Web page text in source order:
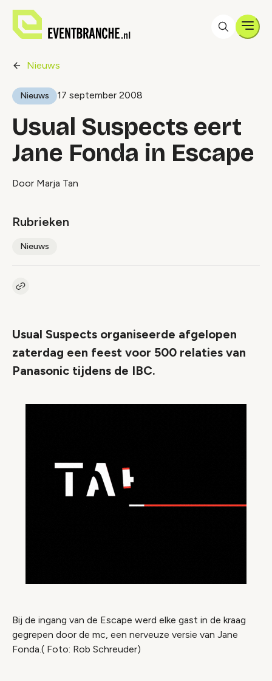
Nieuws
Nieuws 17 september 2008
Usual Suspects eert
Jane Fonda in Escape
Door Marja Tan
Rubrieken
Nieuws
Kopieer link naar artikel
Usual Suspects organiseerde afgelopen
zaterdag een feest voor 500 relaties van
Panasonic tijdens de IBC.
Bij de ingang van de Escape werd elke gast in de kraag
gegrepen door de mc, een nerveuze versie van Jane
Fonda.( Foto: Rob Schreuder)